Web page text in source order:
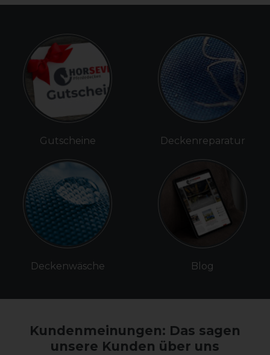
Gutscheine
Deckenwäsche
Deckenreparatur
Blog
Kundenmeinungen: Das sagen
unsere Kunden über uns